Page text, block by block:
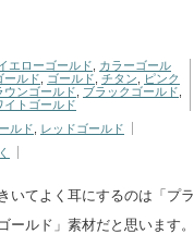
エローゴールド
カラーゴール
ールド ゴールド チタン
ピンク
ウンゴールド ブラックゴールド
イトゴールド
ルド
レッドゴールド
いてよく耳にするのは「プラ
ールド」素材だと思います。